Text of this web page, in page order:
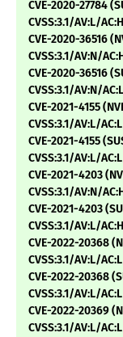
CVE-2020-27784
CVSS:3.1/AV:L/
CVE-2020-36516
CVSS:3.1/AV:N/
CVE-2020-36516
CVSS:3.1/AV:N/
CVE-2021-4155
CVSS:3.1/AV:L/
CVE-2021-4155
CVSS:3.1/AV:L/
CVE-2021-4203
CVSS:3.1/AV:N/
CVE-2021-4203
CVSS:3.1/AV:L/
CVE-2022-20368
CVSS:3.1/AV:L/
CVE-2022-20368
CVSS:3.1/AV:L/
CVE-2022-20369
CVSS:3.1/AV:L/